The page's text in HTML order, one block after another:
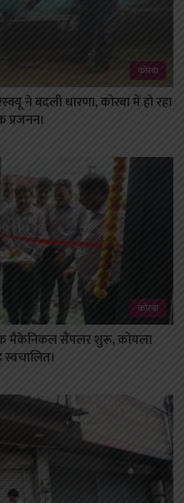
कोरबा
ने बदली धारणा, कोरबा में हो रहा
प्रजनन।
कोरबा
मैकेनिकल सैंपलर शुरू, कोयला
स्वचालित।